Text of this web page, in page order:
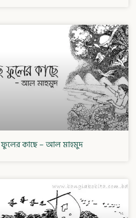
ফুলের কাছে – আল মাহমুদ